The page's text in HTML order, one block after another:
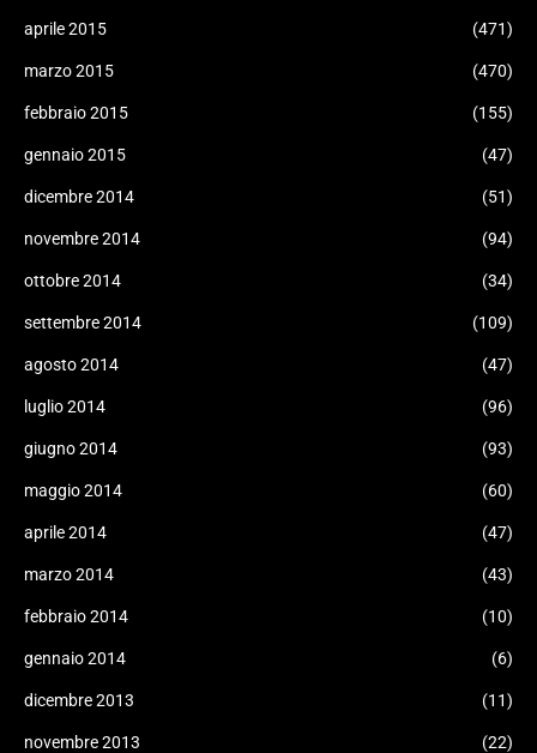
aprile 2015 (471)
marzo 2015 (470)
febbraio 2015 (155)
gennaio 2015 (47)
dicembre 2014 (51)
novembre 2014 (94)
ottobre 2014 (34)
settembre 2014 (109)
agosto 2014 (47)
luglio 2014 (96)
giugno 2014 (93)
maggio 2014 (60)
aprile 2014 (47)
marzo 2014 (43)
febbraio 2014 (10)
gennaio 2014 (6)
dicembre 2013 (11)
novembre 2013 (22)